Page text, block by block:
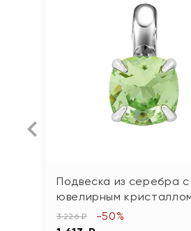
Подвеска из серебра с
ювелирным
3 226 ₽ -50%